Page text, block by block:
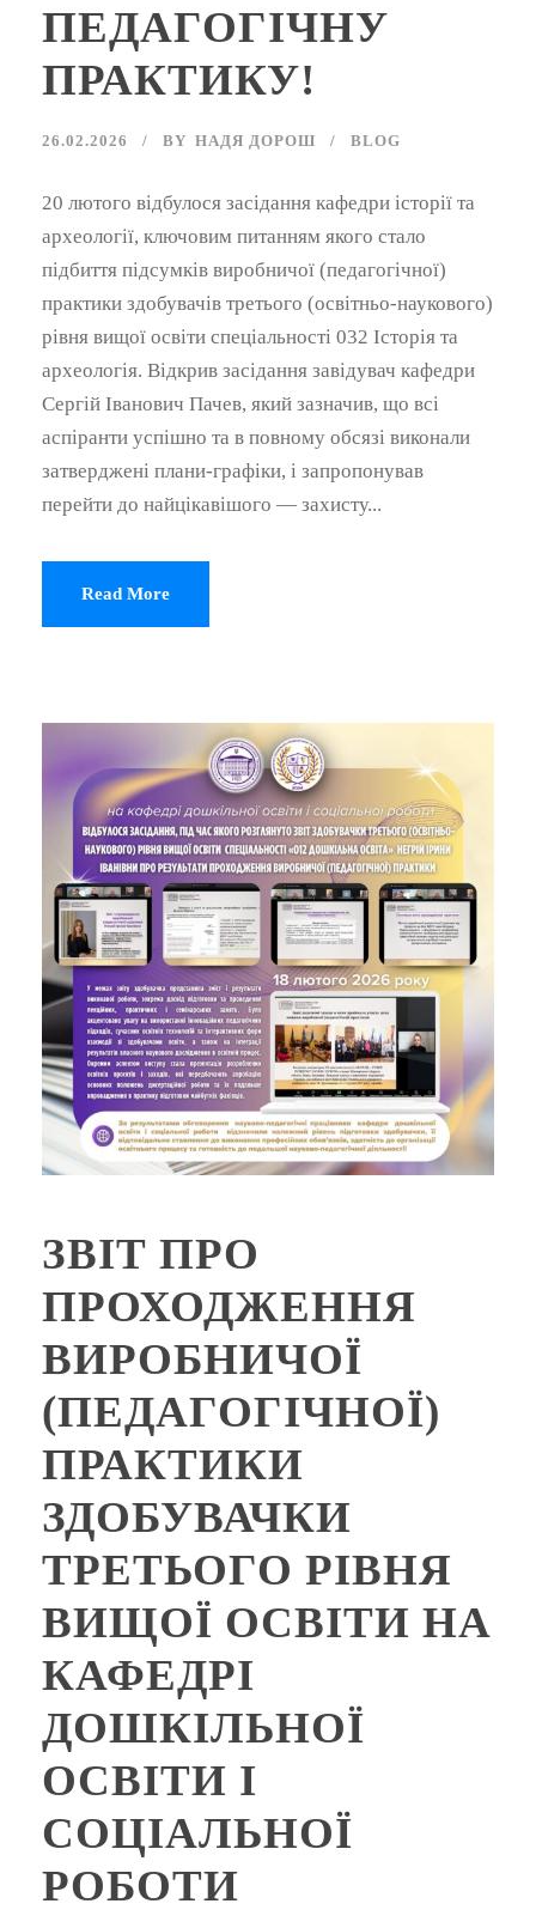
ПЕДАГОГІЧНУ
ПРАКТИКУ!
26.02.2026 BY НАДЯ ДОРОШ BLOG
20 лютого відбулося засідання кафедри історії та
археології, ключовим питанням якого стало
підбиття підсумків виробничої (педагогічної)
практики здобувачів третього (освітньо-наукового)
рівня вищої освіти спеціальності 032 Історія та
археологія. Відкрив засідання завідувач кафедри
Сергій Іванович Пачев, який зазначив, що всі
аспіранти успішно та в повному обсязі виконали
затверджені плани-графіки, і запропонував
перейти до найцікавішого — захисту...
Read More
ЗВІТ ПРО
ПРОХОДЖЕННЯ
ВИРОБНИЧОЇ
(ПЕДАГОГІЧНОЇ)
ПРАКТИКИ
ЗДОБУВАЧКИ
ТРЕТЬОГО РІВНЯ
ВИЩОЇ ОСВІТИ НА
КАФЕДРІ
ДОШКІЛЬНОЇ
ОСВІТИ І
СОЦІАЛЬНОЇ
РОБОТИ